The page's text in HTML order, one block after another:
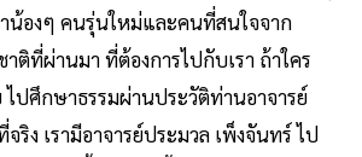
องๆ คนรุ่นใหม่และคนที่สนใจจาก
ติที่ผ่านมา ที่ต้องการไปกับเรา ถ้าใคร
ปศึกษาธรรมผ่านประวัติท่านอาจารย์
ริง เรามีอาจารย์ประมวล เพ็งจันทร์ ไป